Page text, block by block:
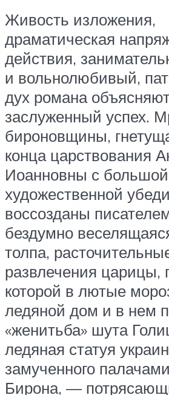
Живость изложения,
драматическая
действия,
и вольнолюбивый,
дух романа
заслуженный успех.
бироновщины,
конца царствования
Иоанновны с большой
художественной
воссозданы
бездумно
толпа,
развлечения царицы,
которой в лютые
ледяной дом и в нем
«женитьба» шута
ледяная статуя
замученного
Бирона, —